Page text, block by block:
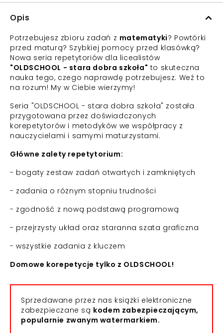
Opis
Potrzebujesz zbioru zadań z matematyki? Powtórki
przed maturą? Szybkiej pomocy przed klasówką?
Nowa seria repetytoriów dla licealistów
"OLDSCHOOL - stara dobra szkoła" to skuteczna
nauka tego, czego naprawdę potrzebujesz. Weź to
na rozum! My w Ciebie wierzymy!
Seria "OLDSCHOOL - stara dobra szkoła" została
przygotowana przez doświadczonych
korepetytorów i metodyków we współpracy z
nauczycielami i samymi maturzystami.
Główne zalety repetytorium:
- bogaty zestaw zadań otwartych i zamkniętych
- zadania o różnym stopniu trudności
- zgodność z nową podstawą programową
- przejrzysty układ oraz staranna szata graficzna
- wszystkie zadania z kluczem
Domowe korepetycje tylko z OLDSCHOOL!
Sprzedawane przez nas książki elektroniczne
zabezpieczane są kodem zabezpieczającym,
popularnie zwanym watermarkiem.